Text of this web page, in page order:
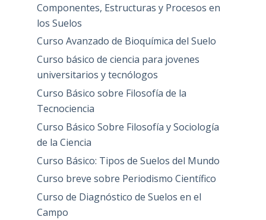
Componentes, Estructuras y Procesos en
los Suelos
Curso Avanzado de Bioquímica del Suelo
Curso básico de ciencia para jovenes
universitarios y tecnólogos
Curso Básico sobre Filosofía de la
Tecnociencia
Curso Básico Sobre Filosofía y Sociología
de la Ciencia
Curso Básico: Tipos de Suelos del Mundo
Curso breve sobre Periodismo Científico
Curso de Diagnóstico de Suelos en el
Campo